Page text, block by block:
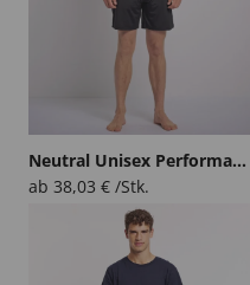
Neutral Unisex Performance T-Shirt
ab 38,03 € /Stk.